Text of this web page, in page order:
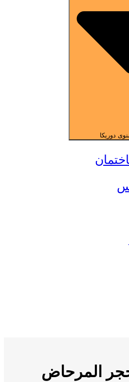
دوریکا
المرحاض